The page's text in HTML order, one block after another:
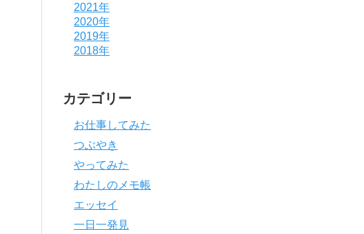
2021年
2020年
2019年
2018年
カテゴリー
お仕事してみた
つぶやき
やってみた
わたしのメモ帳
エッセイ
一日一発見